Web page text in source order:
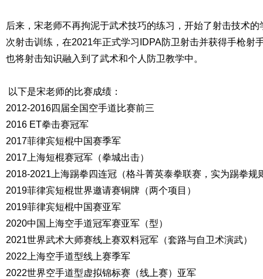
后来，宋老师不再拘泥于武术技巧的练习，开始了射击技术
次射击训练，在2021年正式学习IDPA防卫射击并获得手枪射
也将射击知识融入到了武术和个人防卫教学中。
以下是宋老师的比赛成绩：
2012-2016四届全国空手道比赛前三
2016 ET拳击赛冠军
2017菲律宾短棍中国赛季军
2017上海短棍赛冠军（拳城出击）
2018-2021上海踢拳四连冠（格斗菁英泰拳联赛，实为踢拳规
2019菲律宾短棍世界邀请赛铜牌（两个项目）
2019菲律宾短棍中国赛亚军
2020中国上海空手道冠军赛亚军（型）
2021世界武术大师赛线上赛双料冠军（套路与自卫术演武）
2022上海空手道型线上赛季军
2022世界空手道型虚拟锦标赛（线上赛）亚军